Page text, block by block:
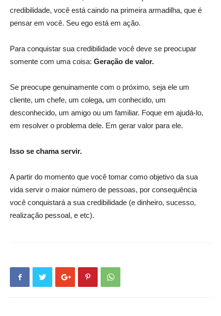
credibilidade, você está caindo na primeira armadilha, que é
pensar em você. Seu ego está em ação.
Para conquistar sua credibilidade você deve se preocupar
somente com uma coisa: Geração de valor.
Se preocupe genuinamente com o próximo, seja ele um
cliente, um chefe, um colega, um conhecido, um
desconhecido, um amigo ou um familiar. Foque em ajudá-lo,
em resolver o problema dele. Em gerar valor para ele.
Isso se chama servir.
A partir do momento que você tomar como objetivo da sua
vida servir o maior número de pessoas, por consequência
você conquistará a sua credibilidade (e dinheiro, sucesso,
realização pessoal, e etc).